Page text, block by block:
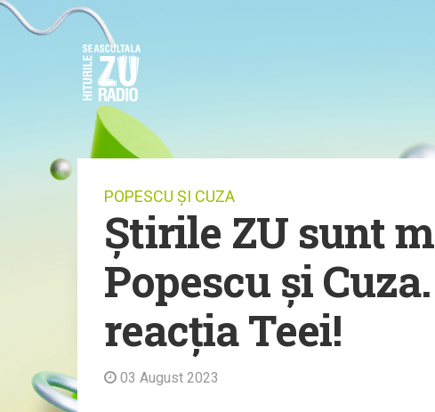
POPESCU ȘI CUZA
Știrile ZU sunt
Popescu și
reacția Teei!
03 August 2023